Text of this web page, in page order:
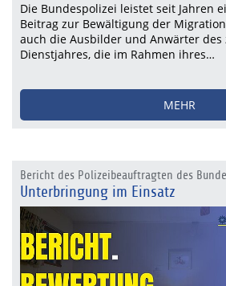
Die Bundespolizei leistet seit Jahren
Beitrag zur Bewältigung der
auch die Ausbilder und Anwärter des
Dienstjahres, die im Rahmen ihres…
MEHR
Bericht des Polizeibeauftragten des
Unterbringung im Einsatz